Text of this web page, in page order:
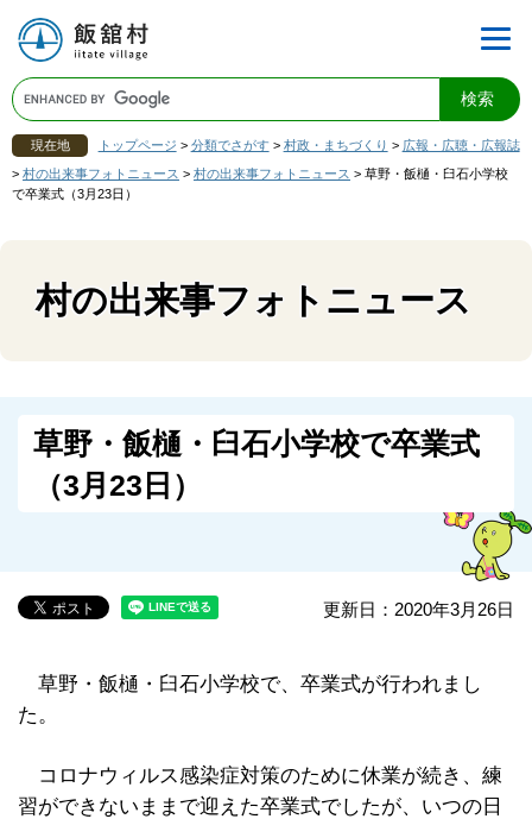
現在地 トップページ > 分類でさがす > 村政・まちづくり > 広報・広聴・広報誌
> 村の出来事フォトニュース > 村の出来事フォトニュース > 草野・飯樋・臼石小学校
で卒業式（3月23日）
村の出来事フォトニュース
草野・飯樋・臼石小学校で卒業式
（3月23日）
更新日：2020年3月26日
草野・飯樋・臼石小学校で、卒業式が行われまし
た。
コロナウィルス感染症対策のために休業が続き、練
習ができないままで迎えた卒業式でしたが、いつの日